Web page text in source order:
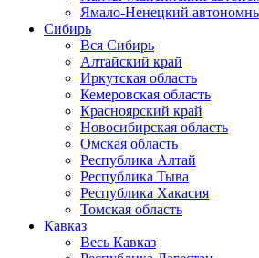
Ямало-Ненецкий
Сибирь
Вся Сибирь
Алтайский край
Иркутская область
Кемеровская область
Красноярский край
Новосибирская область
Омская область
Республика Алтай
Республика Тыва
Республика Хакасия
Томская область
Кавказ
Весь Кавказ